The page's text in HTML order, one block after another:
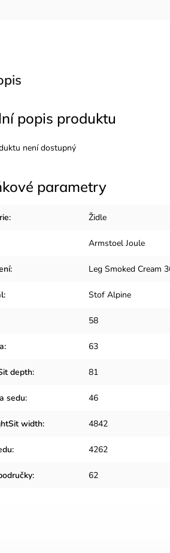
popis produktu
není dostupný
parametry
: Židle
Armstoel Joule
: Leg Smoked Cream
: Stof Alpine
58
: 63
depth: 81
sedu: 46
width: 4842
: 4262
: 62